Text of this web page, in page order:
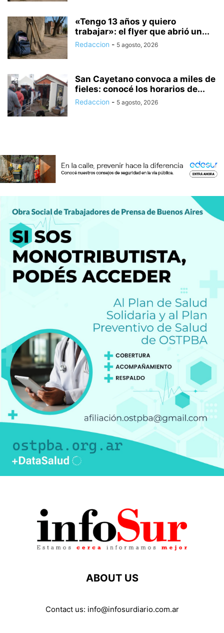
«Tengo 13 años y quiero
trabajar»: el flyer que abrió un...
Redaccion - 5 agosto, 2026
San Cayetano convoca a miles de
fieles: conocé los horarios de...
Redaccion - 5 agosto, 2026
ABOUT US
Contact us: info@infosurdiario.com.ar